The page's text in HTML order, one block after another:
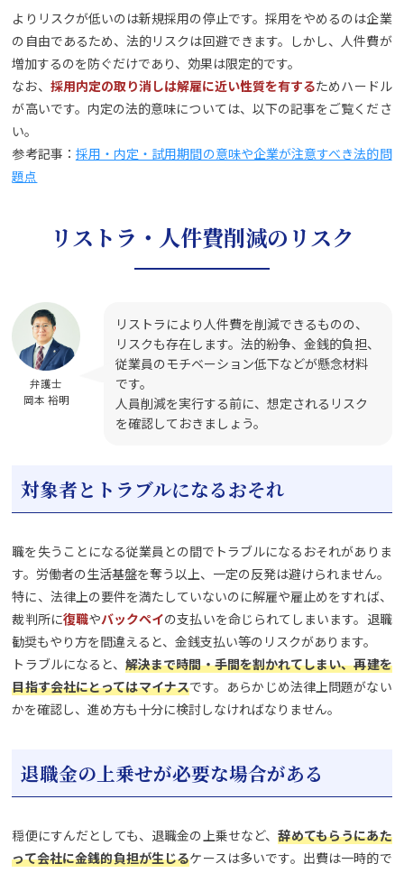
よりリスクが低いのは新規採用の停止です。採用をやめるのは企業
の自由であるため、法的リスクは回避できます。しかし、人件費が
増加するのを防ぐだけであり、効果は限定的です。
なお、 採用内定の取り消しは解雇に近い性質を有するためハードル
が高いです。内定の法的意味については、以下の記事をご覧くださ
い。
参考記事： 採用・内定・試用期間の意味や企業が注意すべき法的問
題点
リストラ・人件費削減のリスク
弁護士
岡本 裕明
リストラにより人件費を削減できるものの、
リスクも存在します。法的紛争、金銭的負担、
従業員のモチベーション低下などが懸念材料
です。
人員削減を実行する前に、想定されるリスク
を確認しておきましょう。
対象者とトラブルになるおそれ
職を失うことになる従業員との間でトラブルになるおそれがありま
す。労働者の生活基盤を奪う以上、一定の反発は避けられません。
特に、法律上の要件を満たしていないのに解雇や雇止めをすれば、
裁判所に復職やバックペイの支払いを命じられてしまいます。退職
勧奨もやり方を間違えると、金銭支払い等のリスクがあります。
トラブルになると、解決まで時間・手間を割かれてしまい、再建を
目指す会社にとってはマイナスです。あらかじめ法律上問題がない
かを確認し、進め方も十分に検討しなければなりません。
退職金の上乗せが必要な場合がある
穏便にすんだとしても、退職金の上乗せなど、辞めてもらうにあた
って会社に金銭的負担が生じるケースは多いです。出費は一時的で